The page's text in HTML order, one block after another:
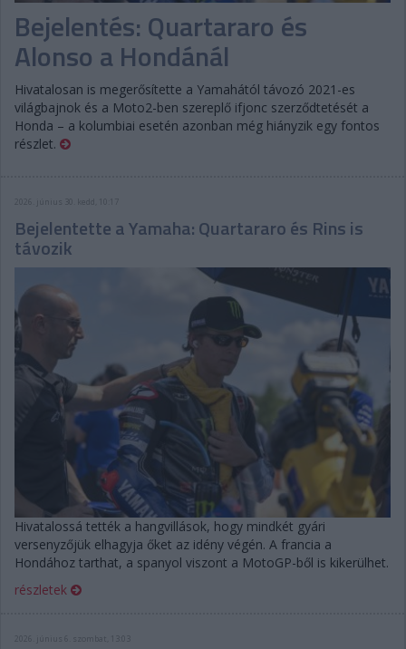
Bejelentés: Quartararo és
Alonso a Hondánál
Hivatalosan is megerősítette a Yamahától távozó 2021-es
világbajnok és a Moto2-ben szereplő ifjonc szerződtetését a
Honda – a kolumbiai esetén azonban még hiányzik egy fontos
részlet.
2026. június 30. kedd, 10:17
Bejelentette a Yamaha: Quartararo és Rins is
távozik
Hivatalossá tették a hangvillások, hogy mindkét gyári
versenyzőjük elhagyja őket az idény végén. A francia a
Hondához tarthat, a spanyol viszont a MotoGP-ből is kikerülhet.
részletek
2026. június 6. szombat, 13:03